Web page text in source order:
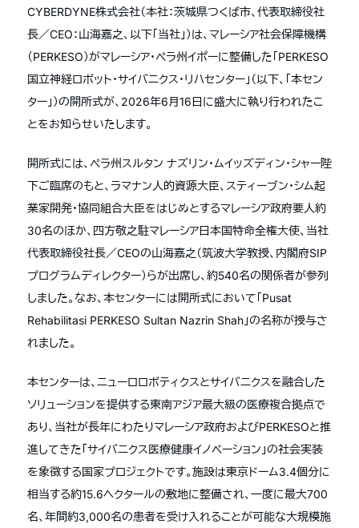
CYBERDYNE株式会社（本社：茨城県つくば市、代表取締役社
長／CEO：山海嘉之、以下「当社」）は、マレーシア社会保障機構
（PERKESO）がマレーシア・ペラ州イポーに整備した「PERKESO
国立神経ロボット・サイバニクス・リハセンター」（以下、「本セン
ター」）の開所式が、2026年6月16日に盛大に執り行われたこ
とをお知らせいたします。
開所式には、ペラ州スルタン ナズリン・ムイッズディン・シャー陛
下ご臨席のもと、ラマナン人的資源大臣、スティーブン・シム起
業家開発・協同組合大臣をはじめとするマレーシア政府要人約
30名のほか、四方敬之駐マレーシア日本国特命全権大使、当社
代表取締役社長／CEOの山海嘉之（筑波大学教授、内閣府SIP
プログラムディレクター）らが出席し、約540名の関係者が参列
しました。なお、本センターには開所式において「Pusat
Rehabilitasi PERKESO Sultan Nazrin Shah」の名称が授与さ
れました。
本センターは、ニューロロボティクスとサイバニクスを融合した
ソリューションを提供する東南アジア最大級の医療複合拠点で
あり、当社が長年にわたりマレーシア政府およびPERKESOと推
進してきた「サイバニクス医療健康イノベーション」の社会実装
を象徴する国家プロジェクトです。施設は東京ドーム3.4個分に
相当する約15.6ヘクタールの敷地に整備され、一度に最大700
名、年間約3,000名の患者を受け入れることが可能な大規模施